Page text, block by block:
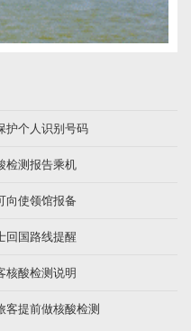
护个人识别号码
检测报告乘机
向使领馆报备
回国路线提醒
核酸检测说明
客提前做核酸检测